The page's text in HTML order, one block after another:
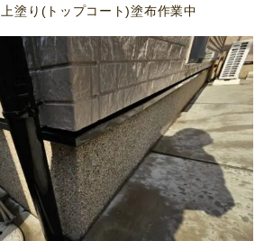
塗り(トップコート)塗布作業中